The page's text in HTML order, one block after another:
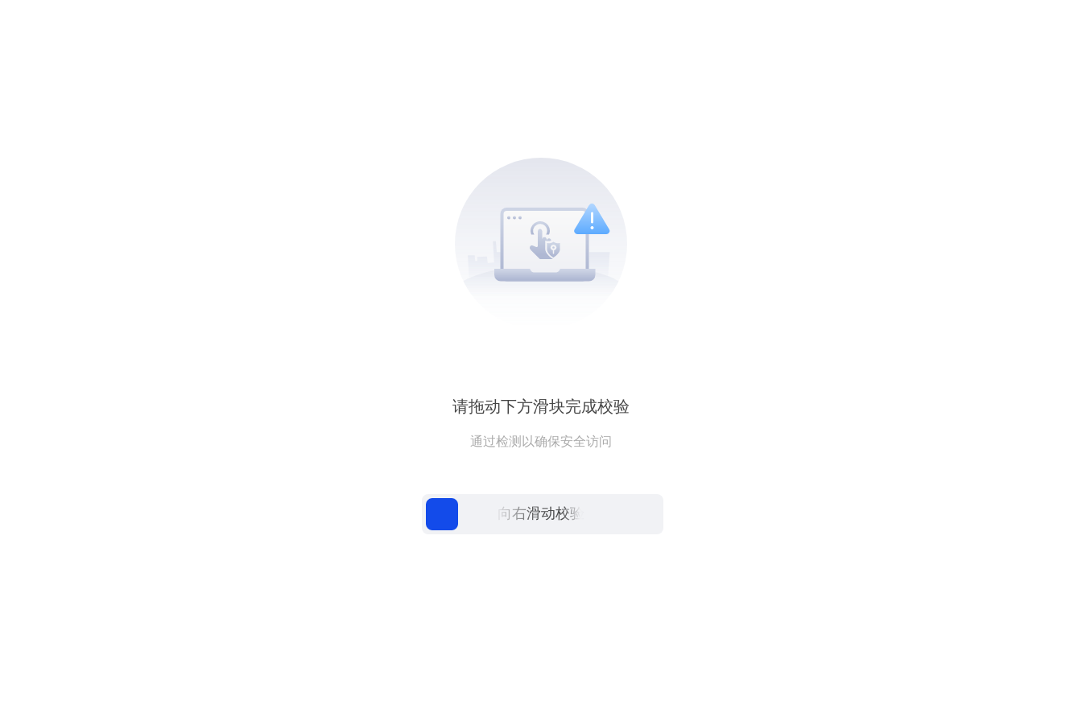
请拖动下方滑块完成校验
通过检测以确保安全访问